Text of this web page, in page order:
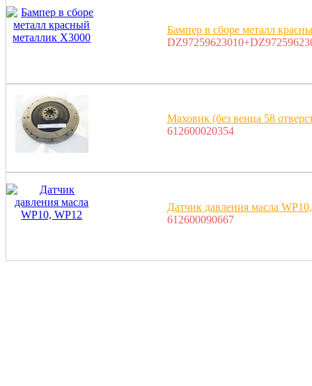
Бампер в сборе металл
Маховик (без венца 58
612600020354
Датчик давления масла
612600090667